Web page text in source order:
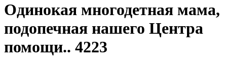
Одинокая многодетная мама,
подопечная нашего Центра
помощи.. 4223